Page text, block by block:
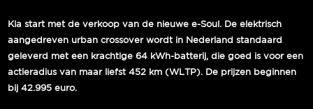
Kia start met de verkoop van de nieuwe e-Soul. De elektrisch
aangedreven urban crossover wordt in Nederland standaard
geleverd met een krachtige 64 kWh-batterij, die goed is voor een
actieradius van maar liefst 452 km (WLTP). De prijzen beginnen
bij 42.995 euro.